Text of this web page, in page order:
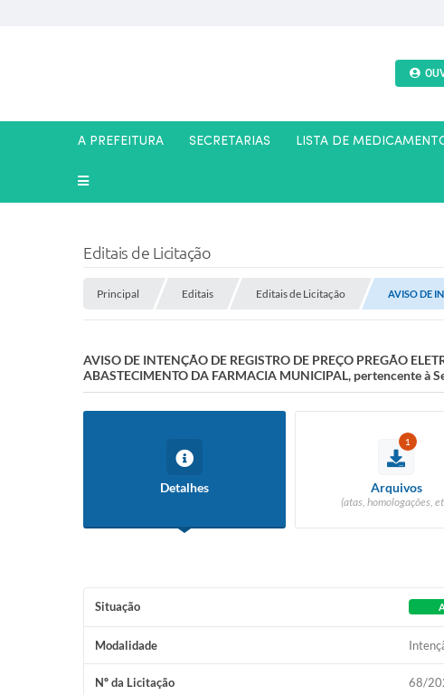
A PREFEITURA SECRETARIAS LISTA DE
Editais de Licitação
Principal Editais Editais de Licitação AVISO DE
AVISO DE INTENÇÃO DE REGISTRO DE PREÇO PREGÃO
ABASTECIMENTO DA FARMACIA MUNICIPAL, pertencente à
Detalhes
1
Arquivos
(atas, homologações,
Situação
Modalidade
Nº da Licitação 68/